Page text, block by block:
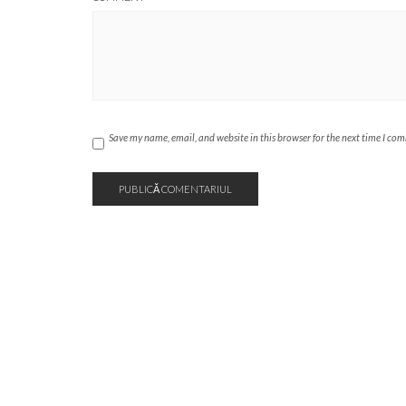
Save my name, email, and website in this browser for the next time I